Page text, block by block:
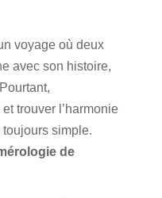
voyage où deux
avec son histoire,
trouver l’harmonie
toujours simple.
de